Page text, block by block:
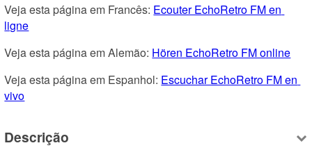
Veja esta página em Francês: Ecouter EchoRetro FM en
ligne
Veja esta página em Alemão: Hören EchoRetro FM online
Veja esta página em Espanhol: Escuchar EchoRetro FM en
vivo
Descrição